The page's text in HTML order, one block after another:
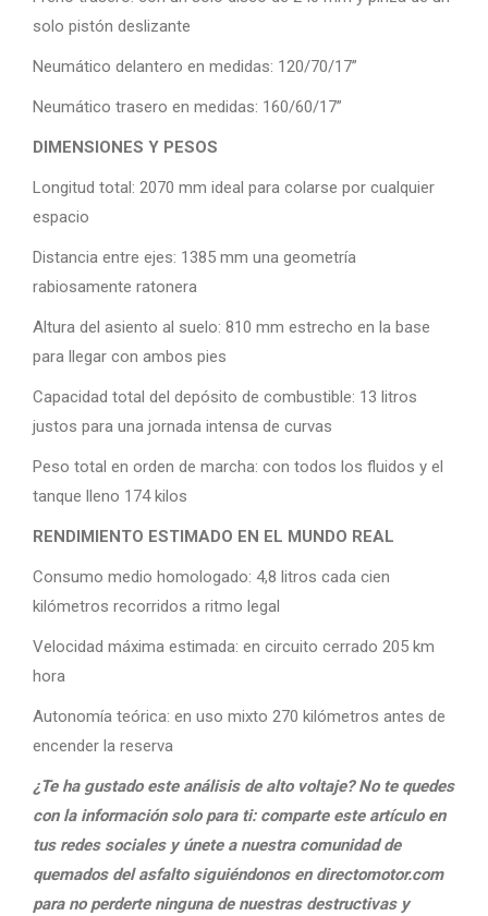
solo pistón deslizante
Neumático delantero en medidas: 120/70/17”
Neumático trasero en medidas: 160/60/17”
DIMENSIONES Y PESOS
Longitud total: 2070 mm ideal para colarse por cualquier
espacio
Distancia entre ejes: 1385 mm una geometría
rabiosamente ratonera
Altura del asiento al suelo: 810 mm estrecho en la base
para llegar con ambos pies
Capacidad total del depósito de combustible: 13 litros
justos para una jornada intensa de curvas
Peso total en orden de marcha: con todos los fluidos y el
tanque lleno 174 kilos
RENDIMIENTO ESTIMADO EN EL MUNDO REAL
Consumo medio homologado: 4,8 litros cada cien
kilómetros recorridos a ritmo legal
Velocidad máxima estimada: en circuito cerrado 205 km
hora
Autonomía teórica: en uso mixto 270 kilómetros antes de
encender la reserva
¿Te ha gustado este análisis de alto voltaje? No te quedes
con la información solo para ti: comparte este artículo en
tus redes sociales y únete a nuestra comunidad de
quemados del asfalto siguiéndonos en directomotor.com
para no perderte ninguna de nuestras destructivas y